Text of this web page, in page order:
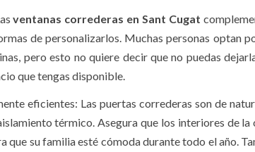
ventanas correderas en Sant Cugat
de personalizarlos. Muchas personas optan
pero esto no quiere decir que no puedas
que tengas disponible.
eficientes: Las puertas correderas son de
térmico. Asegura que los interiores de la
su familia esté cómoda durante todo el año.